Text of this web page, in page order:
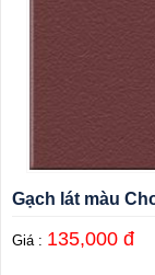
Gạch lát màu
Giá : 135,000 đ